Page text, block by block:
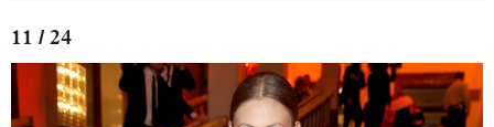
11 / 24